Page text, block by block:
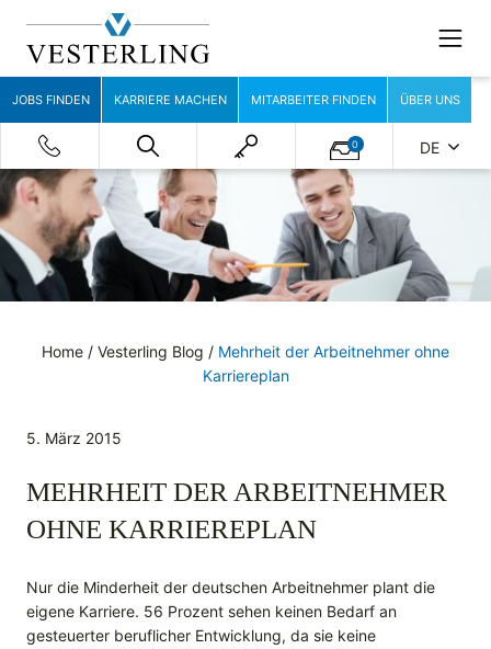
JOBS FINDEN KARRIERE MACHEN MITARBEITER FINDEN ÜBER UNS
0 DE
Home / Vesterling Blog / Mehrheit der Arbeitnehmer ohne
Karriereplan
5. März 2015
MEHRHEIT DER ARBEITNEHMER
OHNE KARRIEREPLAN
Nur die Minderheit der deutschen Arbeitnehmer plant die
eigene Karriere. 56 Prozent sehen keinen Bedarf an
gesteuerter beruflicher Entwicklung, da sie keine